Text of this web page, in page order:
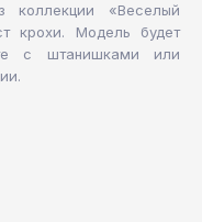
коллекции «Веселый
крохи. Модель будет
с штанишками или